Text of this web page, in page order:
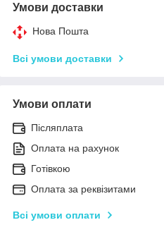
Умови доставки
Нова Пошта
Всі умови доставки
Умови оплати
Післяплата
Оплата на рахунок
Готівкою
Оплата за реквізитами
Всі умови оплати